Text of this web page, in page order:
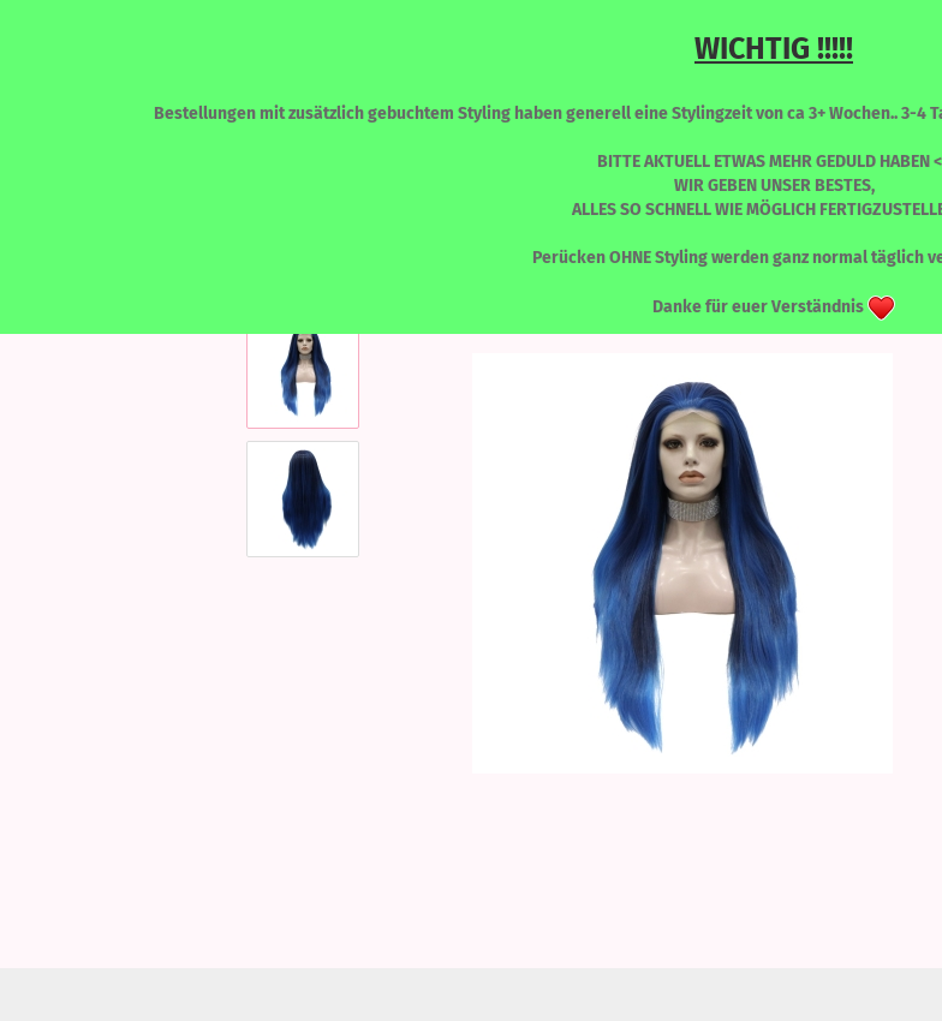
WICHTIG !!!!!
Bestellungen mit zusätzlich gebuchtem Styling haben generell eine Stylingzeit von ca 3+ Wochen.. 3-
BITTE AKTUELL ETWAS MEHR GEDULD HABEN
WIR GEBEN UNSER BESTES,
ALLES SO SCHNELL WIE MÖGLICH
Perücken OHNE Styling werden ganz normal täglich
Danke für euer Verständnis
LACEFRONT PERÜCKEN PERÜCKEN - FARBLICH